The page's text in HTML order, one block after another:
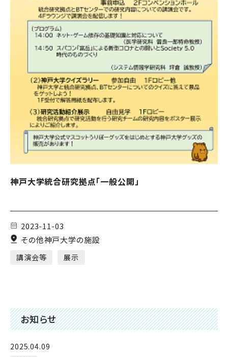
神戸大学統合研究拠点「一般公開」
2023-11-03
その他神戸大学の施設
講演会等 展示
お知らせ
2025.04.09